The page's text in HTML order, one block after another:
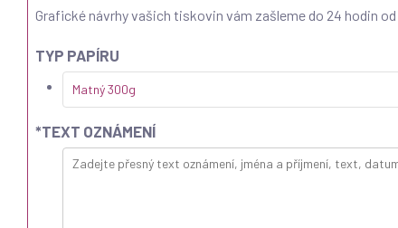
Grafické návrhy vašich tiskovin vám zašleme do 24 hodin
TYP PAPÍRU
Matný 300g
*TEXT OZNÁMENÍ